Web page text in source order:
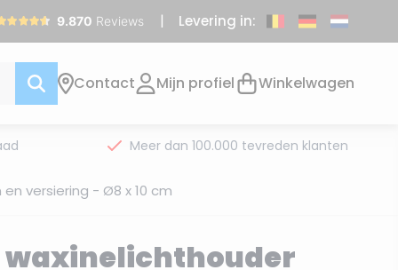
Levering in:
Contact Mijn profiel Winkelwagen
Meer dan 100.000 tevreden klanten
versiering - Ø8 x 10 cm
waxinelichthouder